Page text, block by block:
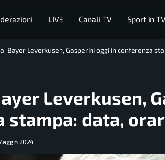
LIVE Canali TV Sport in TV
Bayer Leverkusen, Gasperini oggi in conferenza
Leverkusen,
stampa: data,
2024